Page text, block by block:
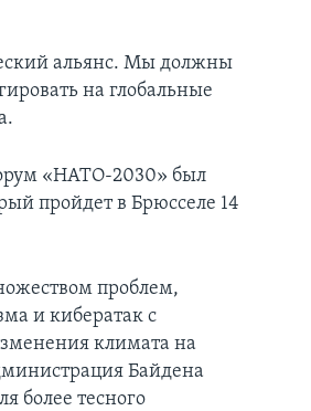
альянс. Мы должны
на глобальные
«НАТО-2030» был
пройдет в Брюсселе 14
проблем,
и кибератак с
климата на
Байдена
более тесного